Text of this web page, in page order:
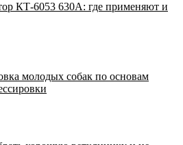
КТ-6053 630А: где применяют и
молодых собак по основам